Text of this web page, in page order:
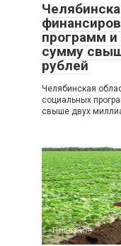
программ и
сумму
рублей
Челябинская
социальных
свыше двух
Полезное